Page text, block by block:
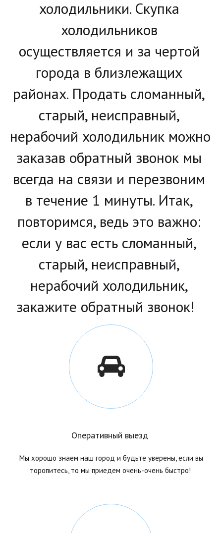
холодильники. Скупка
холодильников
осуществляется и за чертой
города в близлежащих
районах. Продать сломанный,
старый, неисправный,
нерабочий холодильник можно
заказав обратный звонок мы
всегда на связи и перезвоним
в течение 1 минуты. Итак,
повторимся, ведь это важно:
если у вас есть сломанный,
старый, неисправный,
нерабочий холодильник,
закажите обратный звонок!
Оперативный выезд
Мы хорошо знаем наш город и будьте уверены, если вы
торопитесь, то мы приедем очень-очень быстро!